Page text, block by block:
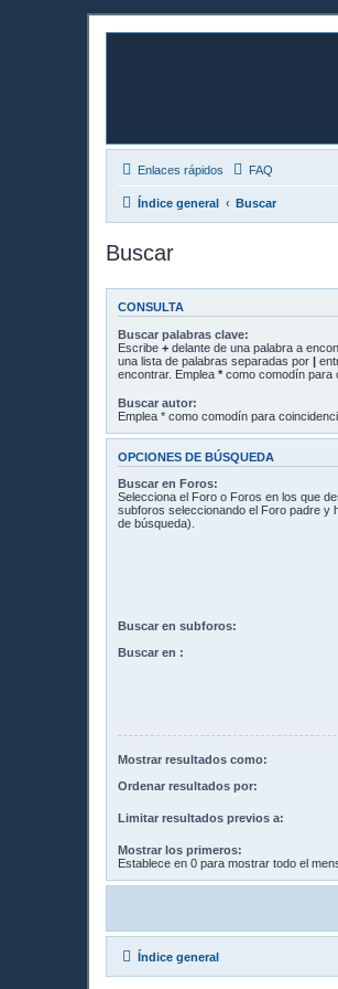
Enlaces rápidos FAQ
Índice general Buscar
Buscar
CONSULTA
Buscar palabras clave:
Escribe + delante de una palabra a
una lista de palabras separadas por |
encontrar. Emplea * como comodín para
Buscar autor:
Emplea * como comodín para
OPCIONES DE BÚSQUEDA
Buscar en Foros:
Selecciona el Foro o Foros en los que
subforos seleccionando el Foro padre y
de búsqueda).
Buscar en subforos:
Buscar en :
Mostrar resultados como:
Ordenar resultados por:
Limitar resultados previos a:
Mostrar los primeros:
Establece en 0 para mostrar todo el
Índice general